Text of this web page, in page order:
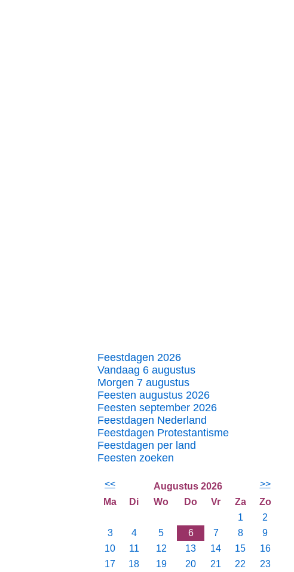
Feestdagen 2026
Vandaag 6 augustus
Morgen 7 augustus
Feesten augustus 2026
Feesten september 2026
Feestdagen Nederland
Feestdagen Protestantisme
Feestdagen per land
Feesten zoeken
<< Augustus 2026
>>
Ma
Di Wo Do Vr Za
Zo
1
2
3
4 5 6 7 8
9
10
11 12 13 14 15
16
17
18 19 20 21 22
23